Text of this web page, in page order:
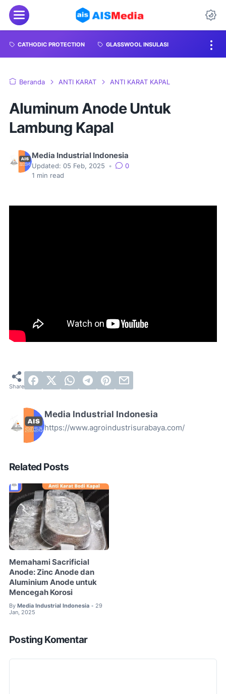
CATHODIC PROTECTION GLASSWOOL INSULASI
Beranda ANTI KARAT ANTI KARAT KAPAL
Aluminum Anode Untuk
Lambung Kapal
Media Industrial Indonesia
Updated: 05 Feb, 2025 •
0
1 min read
Media Industrial Indonesia
https://www.agroindustrisurabaya.com/
Related Posts
Memahami Sacrificial
Anode: Zinc Anode dan
Aluminium Anode untuk
Mencegah Korosi
By Media Industrial Indonesia • 29
Jan, 2025
Posting Komentar